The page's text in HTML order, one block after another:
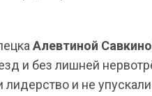
Алевтиной
и без лишней
и не